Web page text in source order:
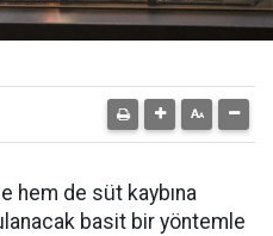
hem de süt kaybına
basit bir yöntemle